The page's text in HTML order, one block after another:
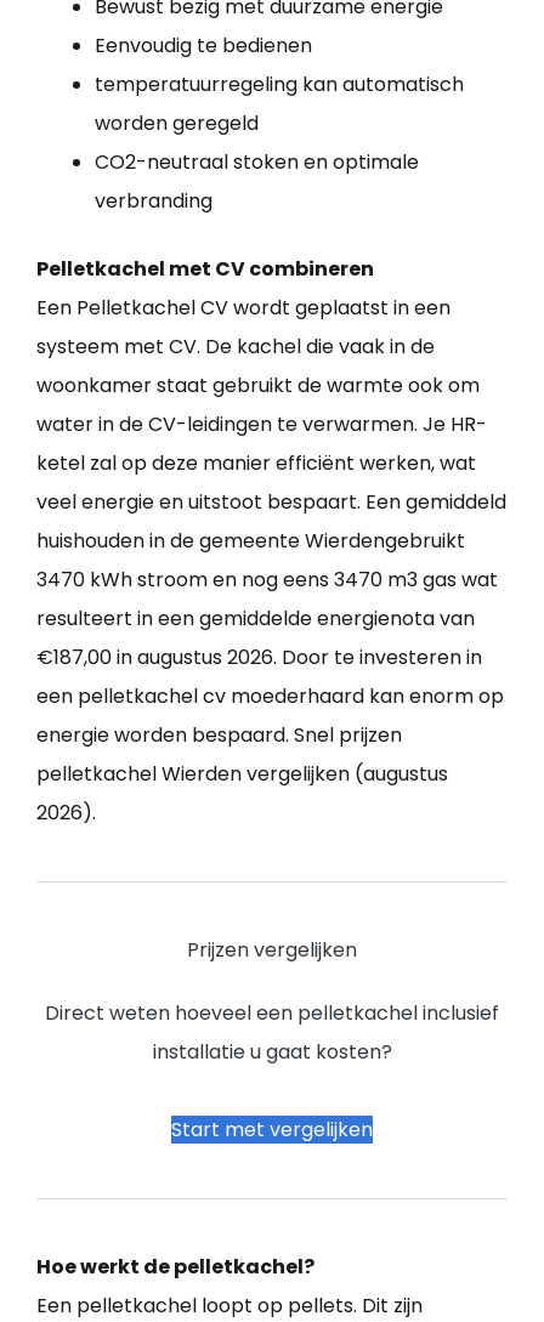
Bewust bezig met duurzame energie
Eenvoudig te bedienen
temperatuurregeling kan automatisch
worden geregeld
CO2-neutraal stoken en optimale
verbranding
Pelletkachel met CV combineren
Een Pelletkachel CV wordt geplaatst in een
systeem met CV. De kachel die vaak in de
woonkamer staat gebruikt de warmte ook om
water in de CV-leidingen te verwarmen. Je HR-
ketel zal op deze manier efficiënt werken, wat
veel energie en uitstoot bespaart. Een gemiddeld
huishouden in de gemeente Wierdengebruikt
3470 kWh stroom en nog eens 3470 m3 gas wat
resulteert in een gemiddelde energienota van
€187,00 in augustus 2026. Door te investeren in
een pelletkachel cv moederhaard kan enorm op
energie worden bespaard. Snel prijzen
pelletkachel Wierden vergelijken (augustus
2026).
Prijzen vergelijken
Direct weten hoeveel een pelletkachel inclusief
installatie u gaat kosten?
Start met vergelijken
Hoe werkt de pelletkachel?
Een pelletkachel loopt op pellets. Dit zijn